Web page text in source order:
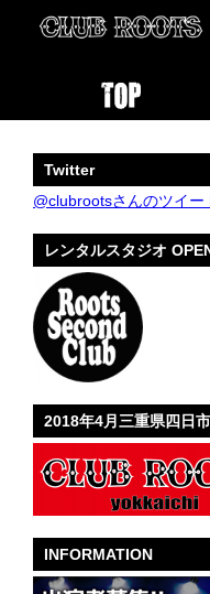
Twitter
@clubrootsさんのツイー
レンタルスタジオ
2018年4月三重県四日
INFORMATION